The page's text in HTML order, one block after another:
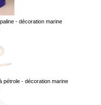
- décoration marine
pétrole - décoration marine